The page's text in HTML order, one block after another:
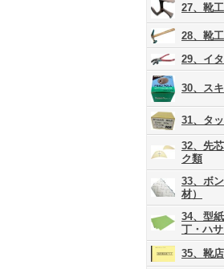
27、靴
28、靴
29、イ
30、ス
31、タ
32、先
ク類
33、ボ
材）
34、型
丁・ハ
35、靴